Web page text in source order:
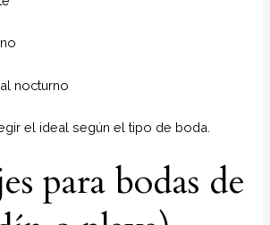
nocturno
el ideal según el tipo de boda.
para bodas de